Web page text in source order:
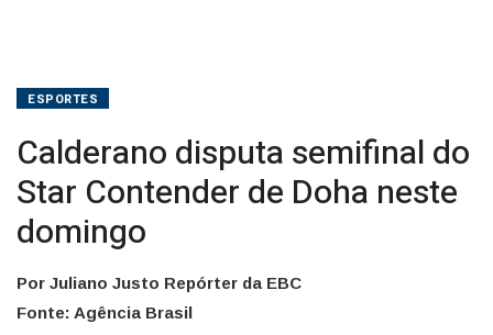
ESPORTES
Calderano disputa semifinal do
Star Contender de Doha neste
domingo
Por Juliano Justo Repórter da EBC
Fonte: Agência Brasil